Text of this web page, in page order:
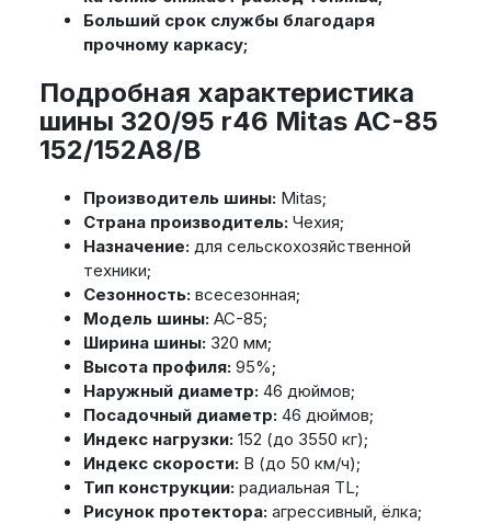
Больший срок службы благодаря
прочному каркасу;
Подробная характеристика
шины 320/95 r46 Mitas AC-85
152/152A8/B
Производитель шины:Mitas;
Страна производитель:Чехия;
Назначение:для сельскохозяйственной
техники;
Сезонность:всесезонная;
Модель шины:AC-85;
Ширина шины:320 мм;
Высота профиля:95%;
Наружный диаметр:46 дюймов;
Посадочный диаметр:46 дюймов;
Индекс нагрузки:152 (до 3550 кг);
Индекс скорости:В (до 50 км/ч);
Тип конструкции:радиальная TL;
Рисунок протектора:агрессивный, ёлка;